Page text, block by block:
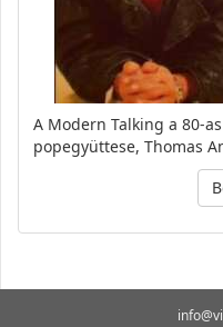
A Modern Talking a 80-
popegyüttese, Thomas